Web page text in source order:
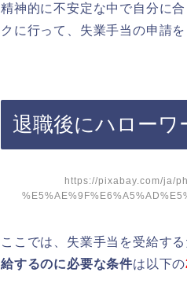
精神的に不安定な中で自分に
クに行って、失業手当の申請
退職後にハローワ
https://pixabay.com/ja/
ここでは、失業手当を受給す
給するのに必要な条件は以下の